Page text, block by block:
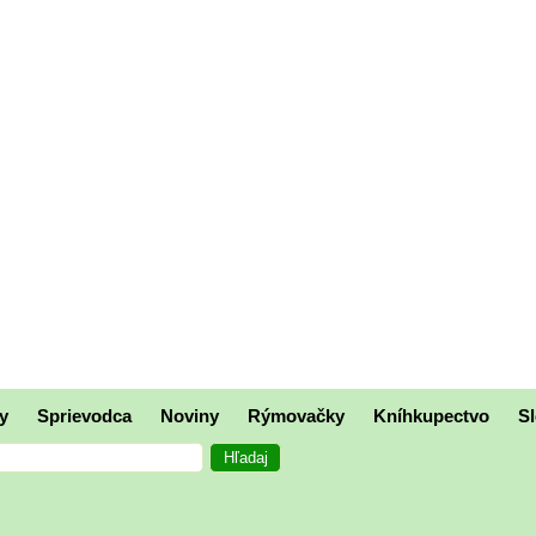
Sprievodca Noviny Rýmovačky Kníhkupectvo